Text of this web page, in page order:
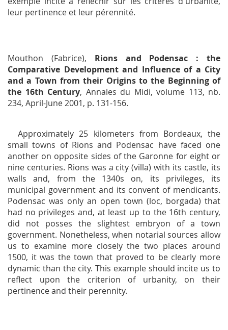
leur pertinence et leur pérennité.
Mouthon (Fabrice), Rions and Podensac : the
Comparative Development and Influence of a City
and a Town from their Origins to the Beginning of
the 16th Century, Annales du Midi, volume 113, nb.
234, April-June 2001, p. 131-156.
Approximately 25 kilometers from Bordeaux, the
small towns of Rions and Podensac have faced one
another on opposite sides of the Garonne for eight or
nine centuries. Rions was a city (villa) with its castle, its
walls and, from the 1340s on, its privileges, its
municipal government and its convent of mendicants.
Podensac was only an open town (loc, borgada) that
had no privileges and, at least up to the 16th century,
did not posses the slightest embryon of a town
government. Nonetheless, when notarial sources allow
us to examine more closely the two places around
1500, it was the town that proved to be clearly more
dynamic than the city. This example should incite us to
reflect upon the criterion of urbanity, on their
pertinence and their perennity.